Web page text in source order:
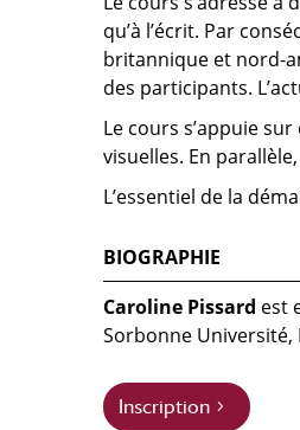
qu’à l’écrit. Par
britannique et nord-
des participants.
Le cours s’appuie
visuelles. En
L’essentiel de la
BIOGRAPHIE
Caroline Pissard est
Sorbonne Université,
Inscription